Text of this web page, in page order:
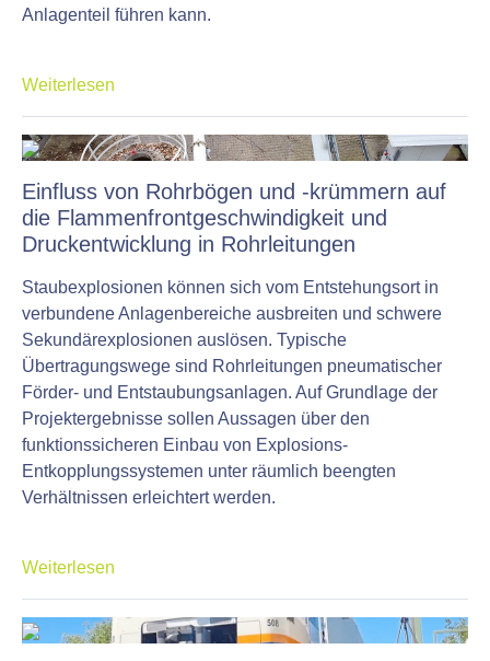
Anlagenteil führen kann.
Weiterlesen
Einfluss von Rohrbögen und -krümmern auf
die Flammenfrontgeschwindigkeit und
Druckentwicklung in Rohrleitungen
Staubexplosionen können sich vom Entstehungsort in
verbundene Anlagenbereiche ausbreiten und schwere
Sekundärexplosionen auslösen. Typische
Übertragungswege sind Rohrleitungen pneumatischer
Förder- und Entstaubungsanlagen. Auf Grundlage der
Projektergebnisse sollen Aussagen über den
funktionssicheren Einbau von Explosions-
Entkopplungssystemen unter räumlich beengten
Verhältnissen erleichtert werden.
Weiterlesen